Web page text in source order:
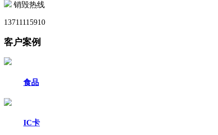
销毁热线
13711115910
客户案例
食品
IC卡